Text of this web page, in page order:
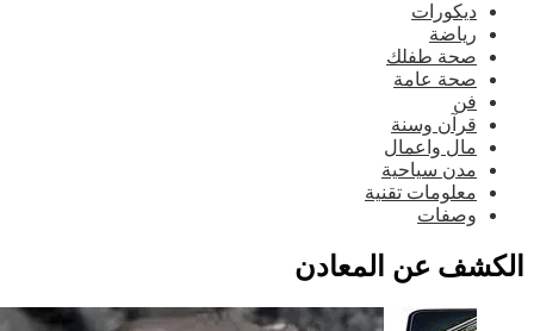
ديكورات
رياضة
صحة طفلك
صحة عامة
فن
قرآن وسنة
مال واعمال
مدن سياحية
معلومات تقنية
وصفات
عن المعادن